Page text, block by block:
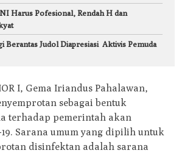
Harus Pofesional, Rendah H dan
Berantas Judol Diapresiasi Aktivis Pemuda
I, Gema Iriandus Pahalawan,
sebagai bentuk
terhadap pemerintah akan
19. Sarana umum yang dipilih untuk
disinfektan adalah sarana